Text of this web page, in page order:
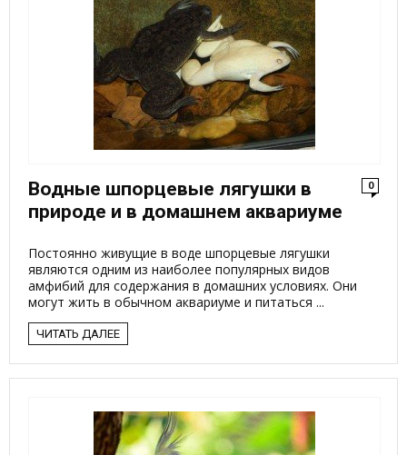
Водные шпорцевые лягушки в
природе и в домашнем аквариуме
0
Постоянно живущие в воде шпорцевые лягушки
являются одним из наиболее популярных видов
амфибий для содержания в домашних условиях. Они
могут жить в обычном аквариуме и питаться ...
ЧИТАТЬ ДАЛЕЕ